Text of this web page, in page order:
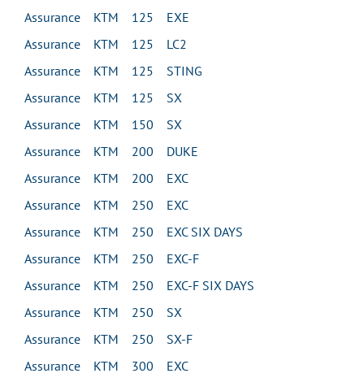
Assurance KTM 125 EXE
Assurance KTM 125 LC2
Assurance KTM 125 STING
Assurance KTM 125 SX
Assurance KTM 150 SX
Assurance KTM 200 DUKE
Assurance KTM 200 EXC
Assurance KTM 250 EXC
Assurance KTM 250 EXC SIX DAYS
Assurance KTM 250 EXC-F
Assurance KTM 250 EXC-F SIX DAYS
Assurance KTM 250 SX
Assurance KTM 250 SX-F
Assurance KTM 300 EXC